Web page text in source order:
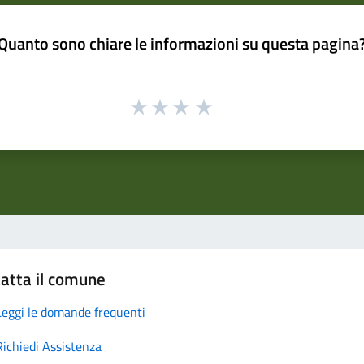
sono chiare le informazioni su questa
il comune
le domande frequenti
Assistenza